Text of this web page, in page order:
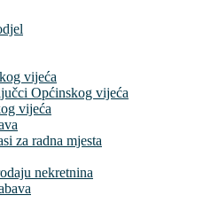
vijeća
Općinskog vijeća
vijeća
za radna mjesta
nekretnina